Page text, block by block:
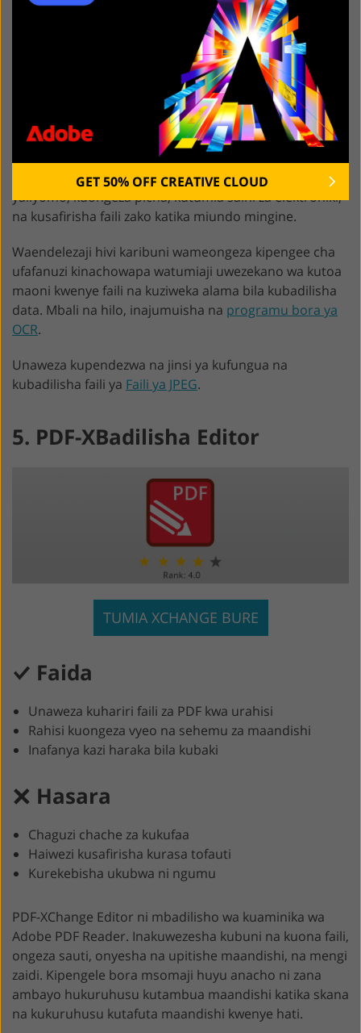
Ushirikiano wa OCR
Chaguo za zana na aikoni hazina uwazi wa kutosha
Njia nyingine bora ya Adobe PDF bure kwa macOS
10.14 na huduma za muundo wa PDF na kushiriki.
Programu hukuruhusu kuunda fomu na meza za
yaliyomo, kuongeza picha, kutumia saini za elektroniki,
na kusafirisha faili zako katika miundo mingine.
Waendelezaji hivi karibuni wameongeza kipengee cha
ufafanuzi kinachowapa watumiaji uwezekano wa kutoa
maoni kwenye faili na kuziweka alama bila kubadilisha
data. Mbali na hilo, inajumuisha na programu bora ya
OCR.
Unaweza kupendezwa na jinsi ya kufungua na
kubadilisha faili ya Faili ya JPEG.
5. PDF-XBadilisha Editor
TUMIA XCHANGE BURE
Faida
Unaweza kuhariri faili za PDF kwa urahisi
Rahisi kuongeza vyeo na sehemu za maandishi
Inafanya kazi haraka bila kubaki
Hasara
Chaguzi chache za kukufaa
Haiwezi kusafirisha kurasa tofauti
Kurekebisha ukubwa ni ngumu
PDF-XChange Editor ni mbadilisho wa kuaminika wa
Adobe PDF Reader. Inakuwezesha kubuni na kuona faili,
ongeza sauti, onyesha na upitishe maandishi, na mengi
zaidi. Kipengele bora msomaji huyu anacho ni zana
ambayo hukuruhusu kutambua maandishi katika skana
na kukuruhusu kutafuta maandishi kwenye hati.
GET 50% OFF CREATIVE CLOUD